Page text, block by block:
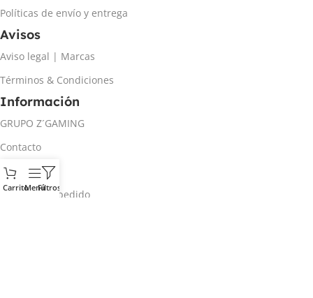
Políticas de envío y entrega
Avisos
Aviso legal | Marcas
Términos & Condiciones
Información
GRUPO Z´GAMING
Contacto
Mi cuenta
Rastrear mi pedido
CarritoMenúFiltros